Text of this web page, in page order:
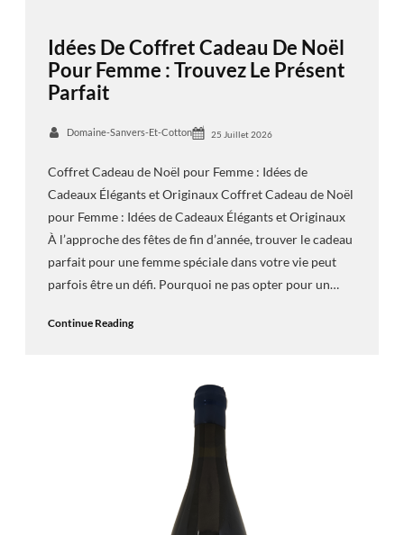
Idées De Coffret Cadeau De Noël
Pour Femme : Trouvez Le Présent
Parfait
Domaine-Sanvers-Et-Cotton 25 Juillet 2026
Coffret Cadeau de Noël pour Femme : Idées de
Cadeaux Élégants et Originaux Coffret Cadeau de Noël
pour Femme : Idées de Cadeaux Élégants et Originaux
À l’approche des fêtes de fin d’année, trouver le cadeau
parfait pour une femme spéciale dans votre vie peut
parfois être un défi. Pourquoi ne pas opter pour un…
Continue Reading